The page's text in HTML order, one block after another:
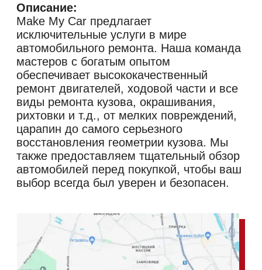
Описание:
Make My Car предлагает
исключительные услуги в мире
автомобильного ремонта. Наша команда
мастеров с богатым опытом
обеспечивает высококачественный
ремонт двигателей, ходовой части и все
виды ремонта кузова, окрашивания,
рихтовки и т.д., от мелких повреждений,
царапин до самого серьезного
восстановления геометрии кузова. Мы
также предоставляем тщательный обзор
автомобилей перед покупкой, чтобы ваш
выбор всегда был уверен и безопасен.